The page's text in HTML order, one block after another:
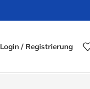
Login / Registrierung